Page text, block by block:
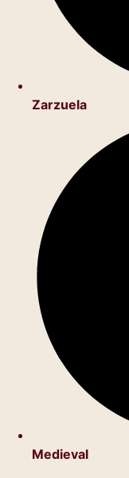
Zarzuela
Medieval